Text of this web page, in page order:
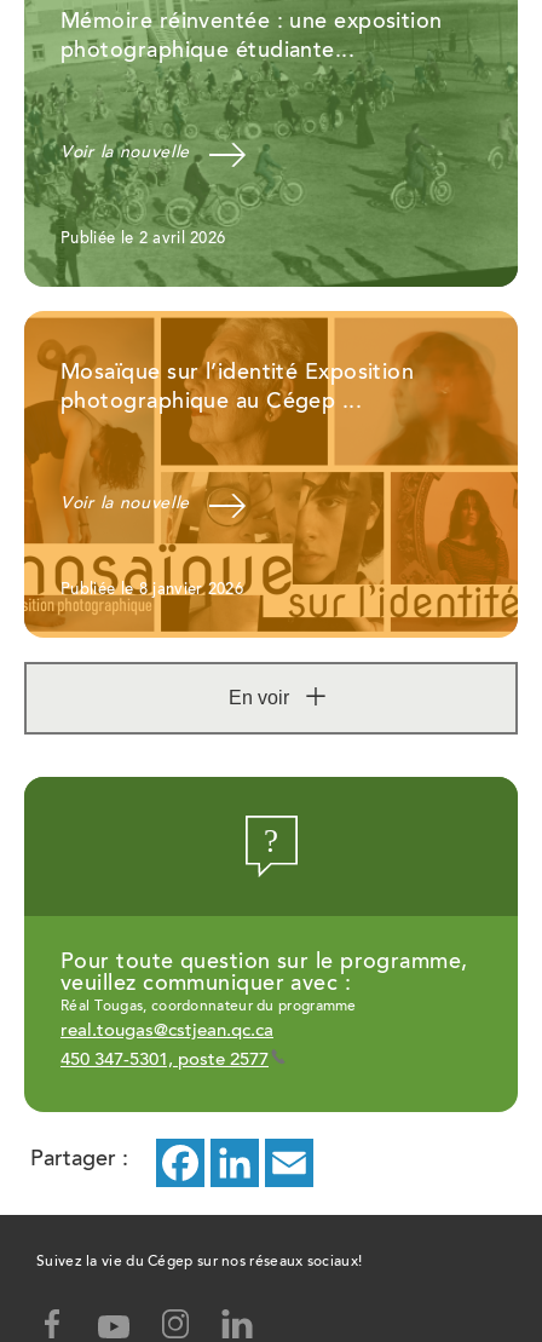
Partager : Facebook
ce
lien
ouvrira
dans
LinkedIn
ce
lien
ouvrira
lien
ouvrira
Mémoire réinventée : une exposition
photographique étudiante...
Voir la nouvelle
Publiée le 2 avril 2026
Mosaïque sur l’identité Exposition
photographique au Cégep ...
Voir la nouvelle
Publiée le 8 janvier 2026
En voirAfficher
plus
Pour toute question sur le programme,
veuillez communiquer avec :
Réal Tougas, coordonnateur du programme
real.tougas@cstjean.qc.ca
450 347-5301, poste 2577
Suivez la vie du Cégep sur nos réseaux sociaux!
facebook,youtube,instagram,
linked-